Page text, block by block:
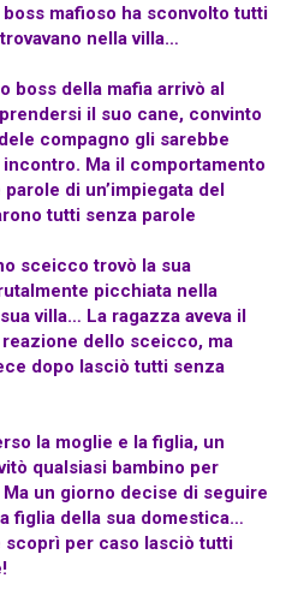
mafioso ha sconvolto tutti
nella villa…
boss della mafia arrivò al
il suo cane, convinto
compagno gli sarebbe
Ma il comportamento
di un’impiegata del
tutti senza parole
sceicco trovò la sua
picchiata nella
villa… La ragazza aveva il
dello sceicco, ma
dopo lasciò tutti senza
la moglie e la figlia, un
qualsiasi bambino per
un giorno decise di seguire
figlia della sua domestica…
scoprì per caso lasciò tutti